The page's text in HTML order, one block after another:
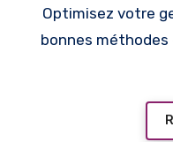
Optimisez votre
bonnes méthodes